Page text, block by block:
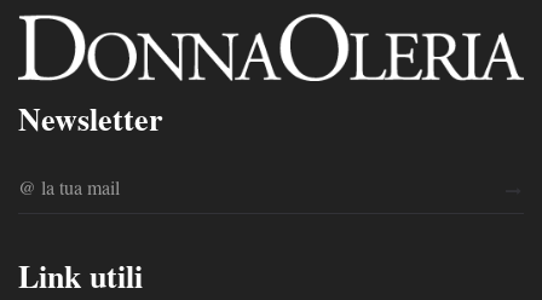
Newsletter
Link utili